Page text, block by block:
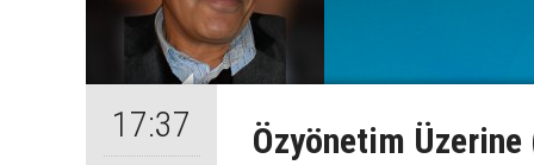
17:37
Özyönetim